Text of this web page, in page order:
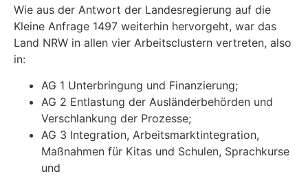
Wie aus der Antwort der Landesregierung auf die
Kleine Anfrage 1497 weiterhin hervorgeht, war das
Land NRW in allen vier Arbeitsclustern vertreten, also
in:
AG 1 Unterbringung und Finanzierung;
AG 2 Entlastung der Ausländerbehörden und
Verschlankung der Prozesse;
AG 3 Integration, Arbeitsmarktintegration,
Maßnahmen für Kitas und Schulen, Sprach­kurse
und